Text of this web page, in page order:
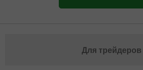
Для трейдеров